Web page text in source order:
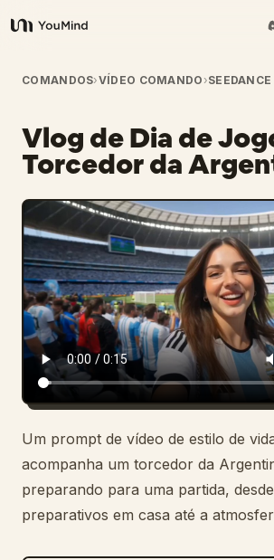
YouMind
Visão Geral
Casos de Uso
Habilidades
Prompts
Preços
Baixar
Blog
Atualizações
COMANDOS›VÍDEO COMANDO ›
Vlog de Dia de
Torcedor da
Um prompt de vídeo de estilo de
acompanha um torcedor da
preparando para uma partida,
preparativos em casa até a